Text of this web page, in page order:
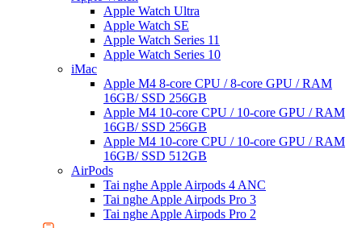
Apple Watch Ultra
Apple Watch SE
Apple Watch Series 11
Apple Watch Series 10
iMac
Apple M4 8-core CPU / 8-core GPU / RAM
16GB/ SSD 256GB
Apple M4 10-core CPU / 10-core GPU / RAM
16GB/ SSD 256GB
Apple M4 10-core CPU / 10-core GPU / RAM
16GB/ SSD 512GB
AirPods
Tai nghe Apple Airpods 4 ANC
Tai nghe Apple Airpods Pro 3
Tai nghe Apple Airpods Pro 2